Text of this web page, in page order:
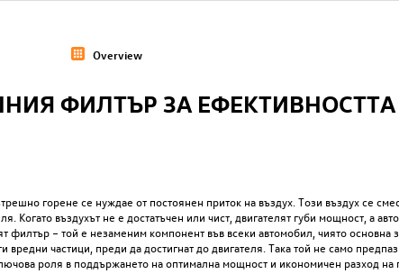
Overview
ФИЛТЪР ЗА
горене се нуждае от постоянен приток на въздух. Този въздух се
Когато въздухът не е достатъчен или чист, двигателят губи мощност, а
– той е незаменим компонент във всеки автомобил, чиято основна
частици, преди да достигнат до двигателя. Така той не само
роля в поддържането на оптимална мощност и икономичен разход на